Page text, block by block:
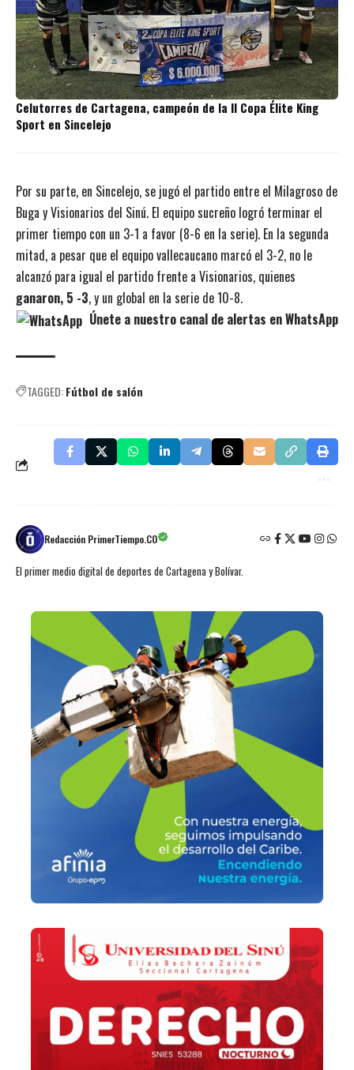
Celutorres de Cartagena, campeón de la II Copa Élite King
Sport en Sincelejo
Por su parte, en Sincelejo, se jugó el partido entre el Milagroso de
Buga y Visionarios del Sinú. El equipo sucreño logró terminar el
primer tiempo con un 3-1 a favor (8-6 en la serie). En la segunda
mitad, a pesar que el equipo vallecaucano marcó el 3-2, no le
alcanzó para igual el partido frente a Visionarios, quienes
ganaron, 5 -3, y un global en la serie de 10-8.
Únete a nuestro canal de alertas en WhatsApp
TAGGED:Fútbol de salón
Redacción PrimerTiempo.CO
El primer medio digital de deportes de Cartagena y Bolívar.